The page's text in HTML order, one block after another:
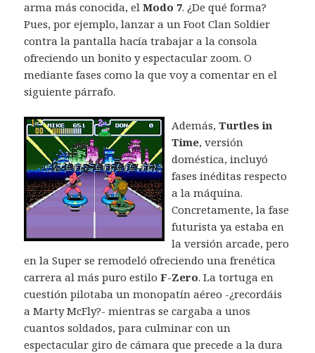
arma más conocida, elModo 7. ¿De qué forma?
Pues, por ejemplo, lanzar a un Foot Clan Soldier
contra la pantalla hacía trabajar a la consola
ofreciendo un bonito y espectacular zoom. O
mediante fases como la que voy a comentar en el
siguiente párrafo.
Además,Turtles in
Time, versión
doméstica, incluyó
fases inéditas respecto
a la máquina.
Concretamente, la fase
futurista ya estaba en
la versión arcade, pero
en la Super se remodeló ofreciendo una frenética
carrera al más puro estiloF-Zero. La tortuga en
cuestión pilotaba un monopatín aéreo -¿recordáis
a Marty McFly?- mientras se cargaba a unos
cuantos soldados, para culminar con un
espectacular giro de cámara que precede a la dura